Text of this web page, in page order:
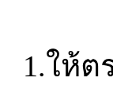
1.ให้ต